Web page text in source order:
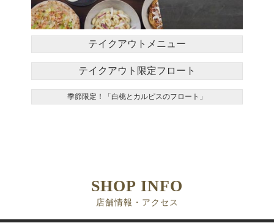
テイクアウトメニュー
テイクアウト限定フロート
季節限定！「白桃とカルピスのフロート」
SHOP INFO
店舗情報・アクセス